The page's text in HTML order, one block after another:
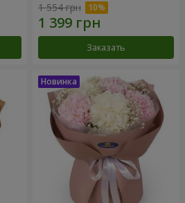
1 554 грн
Заказать